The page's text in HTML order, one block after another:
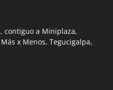
contiguo a Miniplaza,
x Menos, Tegucigalpa,